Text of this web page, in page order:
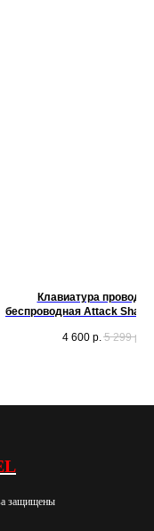
Клавиатура
беспроводная Attack Shark
Bluetooth, USB Type-A,
4 600 р. 5 299 р.
защищены